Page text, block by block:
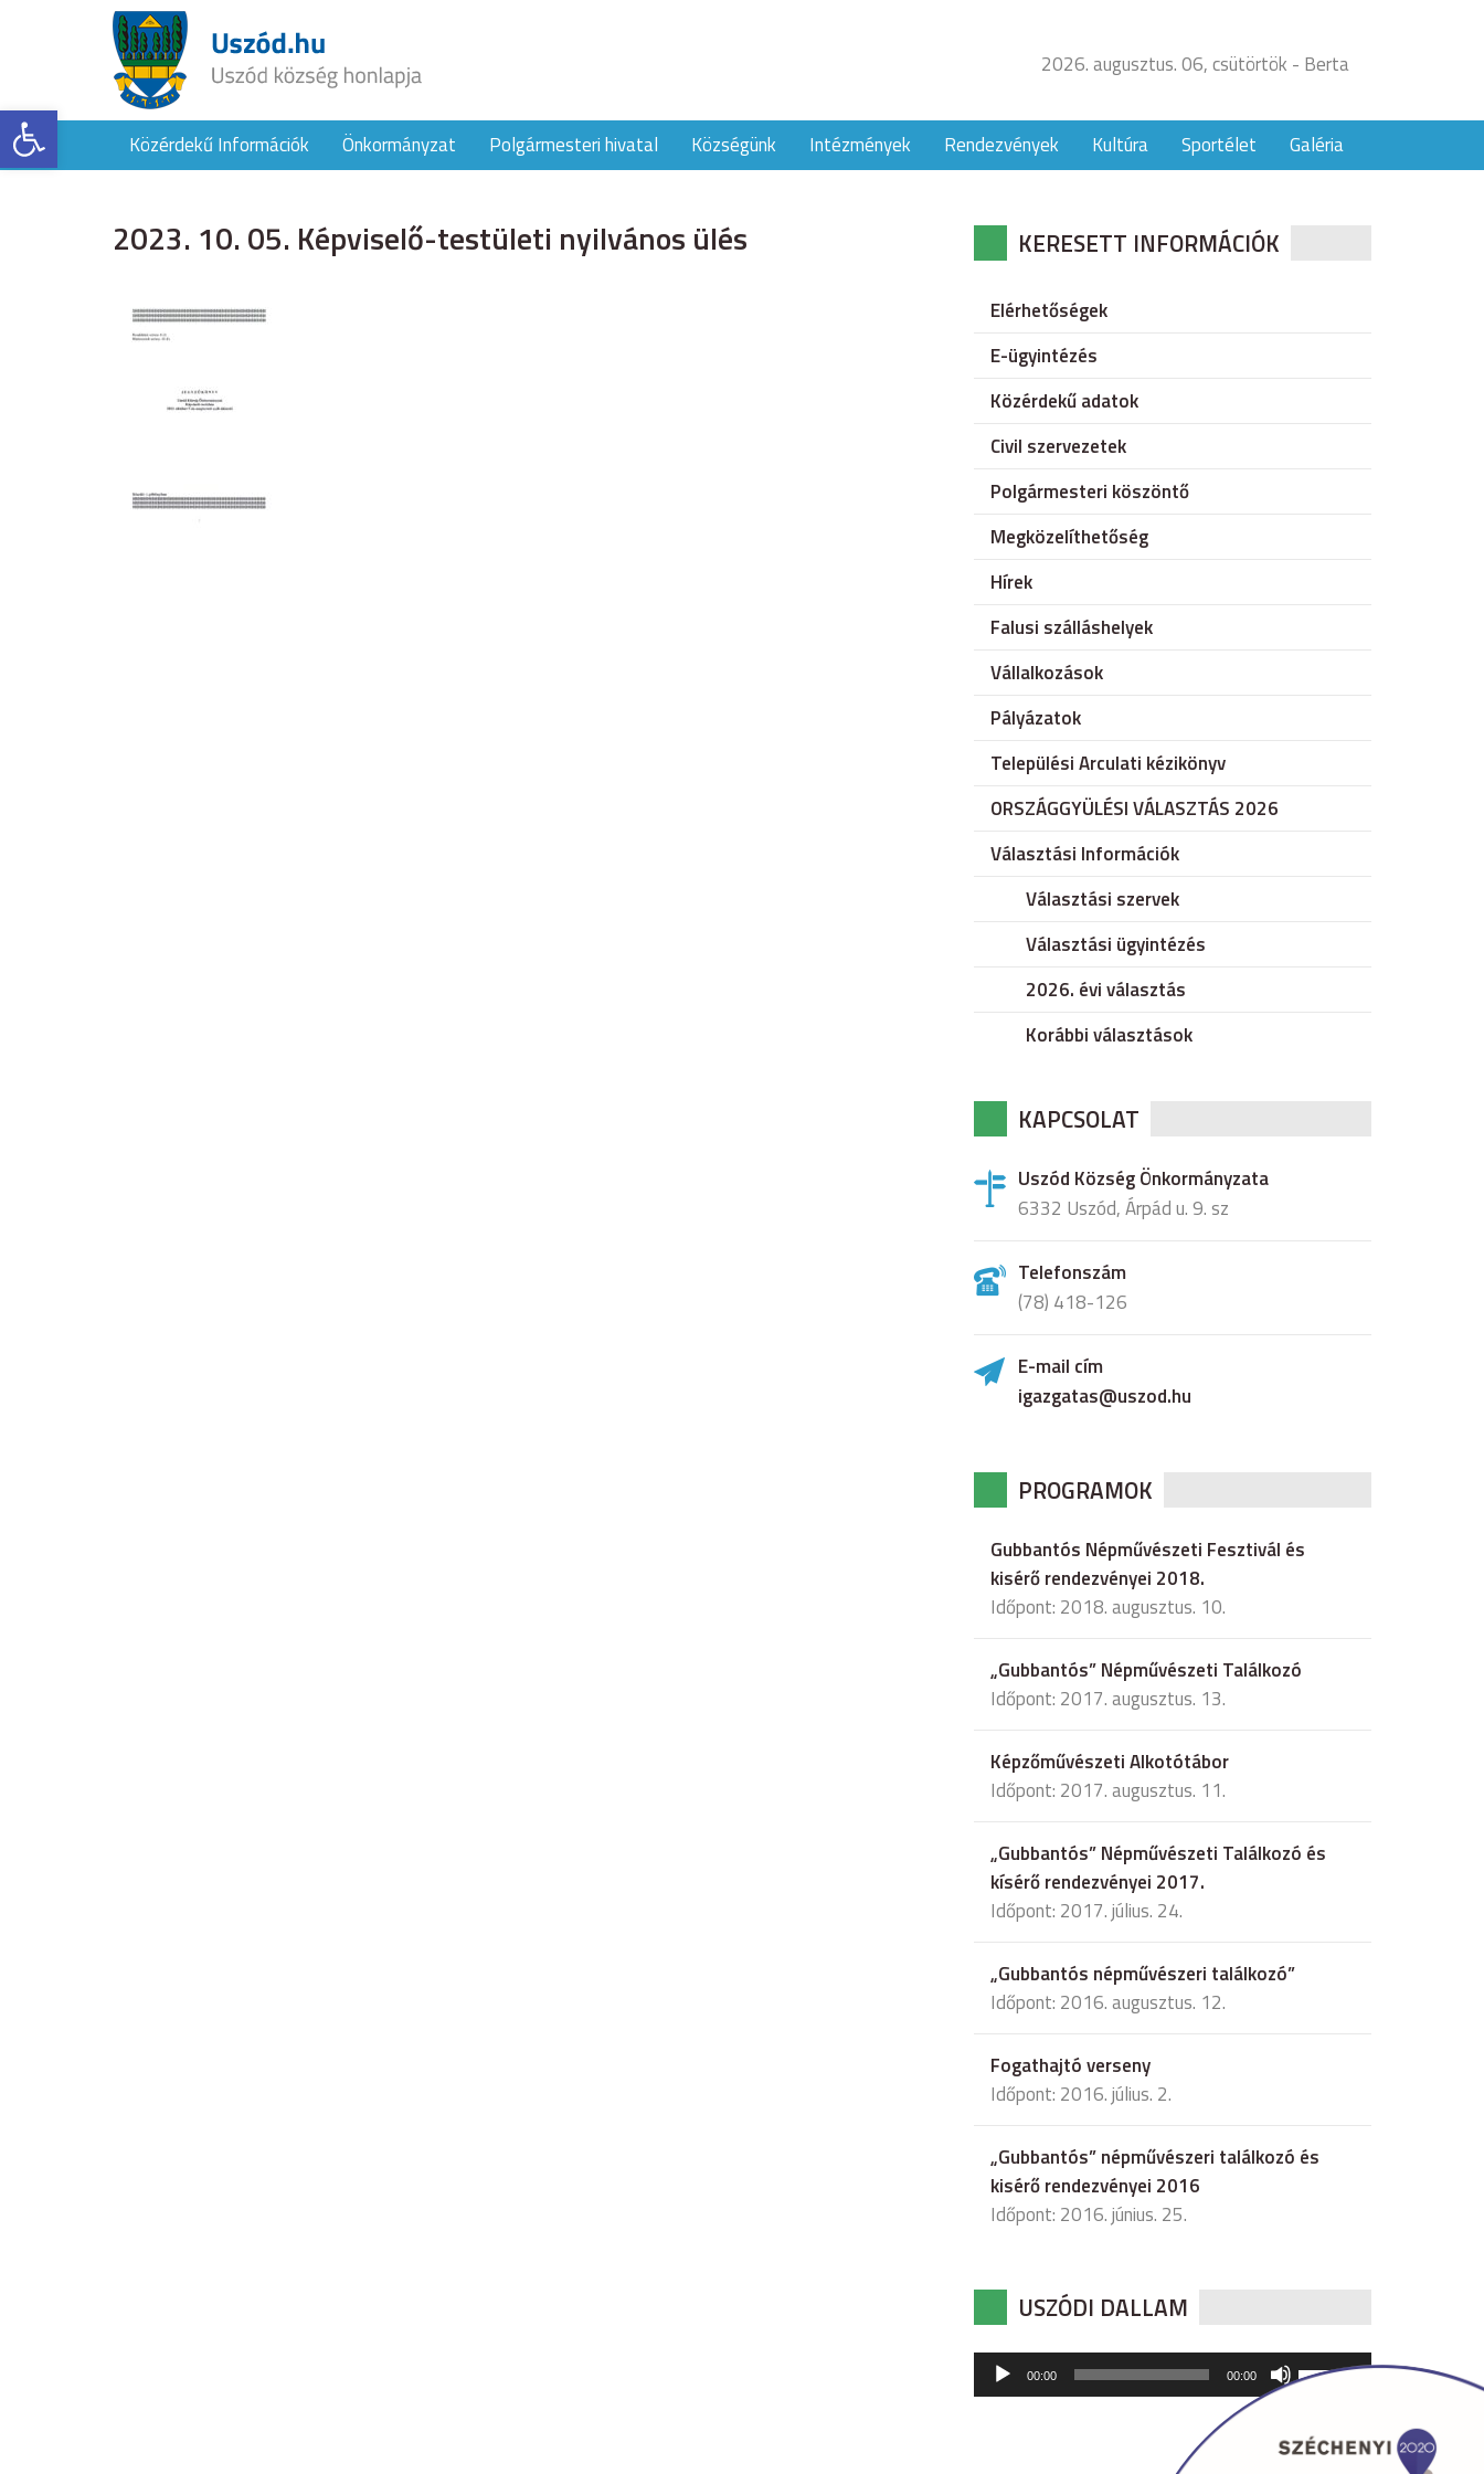
Eszköztár megnyitása
2026. augusztus. 06, csütörtök - Berta
Közérdekű Információk Önkormányzat Polgármesteri hivatal Községünk Intézmények Rendezvények Kultúra Sportélet Galéria
2023. 10. 05. Képviselő-testületi nyilvános ülés KERESETT INFORMÁCIÓK
Elérhetőségek
E-ügyintézés
Közérdekű adatok
Civil szervezetek
Polgármesteri köszöntő
Megközelíthetőség
Hírek
Falusi szálláshelyek
Vállalkozások
Pályázatok
Települési Arculati kézikönyv
ORSZÁGGYÜLÉSI VÁLASZTÁS 2026
Választási Információk
Választási szervek
Választási ügyintézés
2026. évi választás
Korábbi választások
KAPCSOLAT
Uszód Község Önkormányzata
6332 Uszód, Árpád u. 9. sz
Telefonszám
(78) 418-126
E-mail cím
igazgatas@uszod.hu
PROGRAMOK
Gubbantós Népművészeti Fesztivál és
kisérő rendezvényei 2018.
Időpont: 2018. augusztus. 10.
„Gubbantós” Népművészeti Találkozó
Időpont: 2017. augusztus. 13.
Képzőművészeti Alkotótábor
Időpont: 2017. augusztus. 11.
„Gubbantós” Népművészeti Találkozó és
kísérő rendezvényei 2017.
Időpont: 2017. július. 24.
„Gubbantós népművészeri találkozó”
Időpont: 2016. augusztus. 12.
Fogathajtó verseny
Időpont: 2016. július. 2.
„Gubbantós” népművészeri találkozó és
kisérő rendezvényei 2016
Időpont: 2016. június. 25.
USZÓDI DALLAM
Audió
lejátszó
00:00 00:00
hangerő
csökkentéséhez